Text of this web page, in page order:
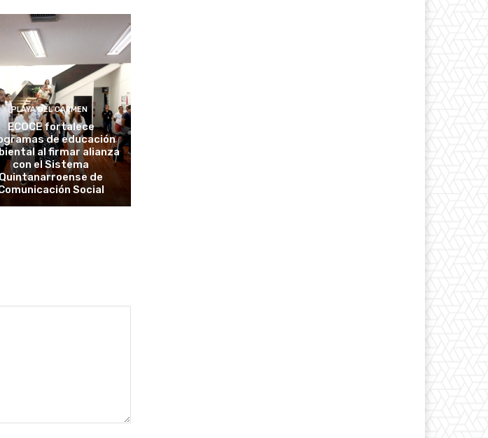
PLAYA DEL CARMEN
ECOCE fortalece
de educación
al firmar alianza
con el Sistema
Quintanarroense de
Social